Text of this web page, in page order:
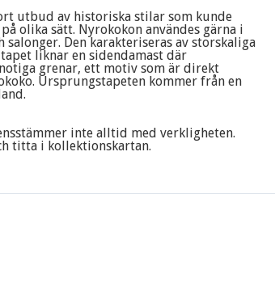
utbud av historiska stilar som kunde
olika sätt. Nyrokokon användes gärna i
salonger. Den karakteriseras av storskaliga
liknar en sidendamast där
grenar, ett motiv som är direkt
Ursprungstapeten kommer från en
inte alltid med verkligheten.
titta i kollektionskartan.